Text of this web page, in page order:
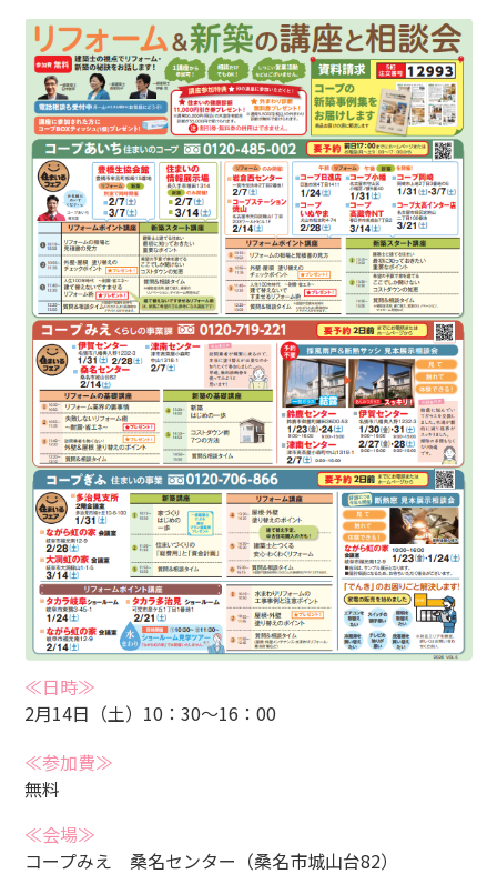
≪日時≫
2月14日（土）10：30～16：00
≪参加費≫
無料
≪会場≫
コープみえ 桑名センター（桑名市城山台82）